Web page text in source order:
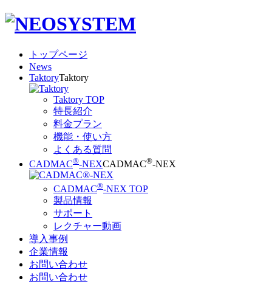
トップページ
News
TaktoryTaktory
Taktory TOP
特長紹介
料金プラン
機能・使い方
よくある質問
CADMAC®-NEXCADMAC®-NEX
CADMAC®-NEX TOP
製品情報
サポート
レクチャー動画
導入事例
企業情報
お問い合わせ
お問い合わせ